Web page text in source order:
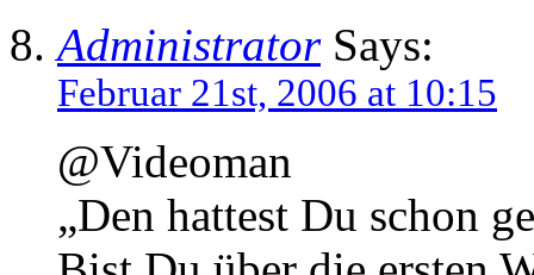
AdministratorSays:
Februar 21st, 2006 at 10:15
@Videoman
„Den hattest Du schon